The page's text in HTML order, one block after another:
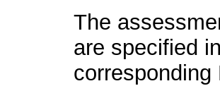
The
are specified